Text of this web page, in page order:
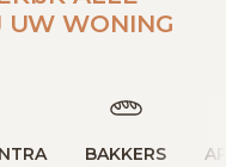
UW WONING
BAKKERS